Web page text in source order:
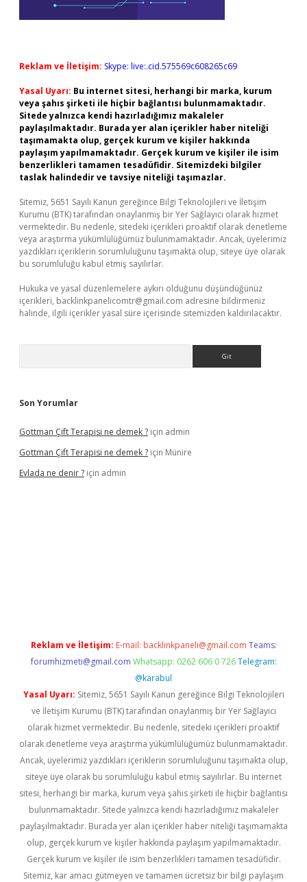
Reklam ve İletişim: Skype: live:.cid.575569c608265c69
Yasal Uyarı: Bu internet sitesi, herhangi bir marka, kurum
veya şahıs şirketi ile hiçbir bağlantısı bulunmamaktadır.
Sitede yalnızca kendi hazırladığımız makaleler
paylaşılmaktadır. Burada yer alan içerikler haber niteliği
taşımamakta olup, gerçek kurum ve kişiler hakkında
paylaşım yapılmamaktadır. Gerçek kurum ve kişiler ile isim
benzerlikleri tamamen tesadüfidir. Sitemizdeki bilgiler
taslak halindedir ve tavsiye niteliği taşımazlar.
Sitemiz, 5651 Sayılı Kanun gereğince Bilgi Teknolojileri ve İletişim
Kurumu (BTK) tarafından onaylanmış bir Yer Sağlayıcı olarak hizmet
vermektedir. Bu nedenle, sitedeki içerikleri proaktif olarak denetleme
veya araştırma yükümlülüğümüz bulunmamaktadır. Ancak, üyelerimiz
yazdıkları içeriklerin sorumluluğunu taşımakta olup, siteye üye olarak
bu sorumluluğu kabul etmiş sayılırlar.
Hukuka ve yasal düzenlemelere aykırı olduğunu düşündüğünüz
içerikleri, backlinkpanelicomtr@gmail.com adresine bildirmeniz
halinde, ilgili içerikler yasal süre içerisinde sitemizden kaldırılacaktır.
Son Yorumlar
Gottman Çift Terapisi ne demek ? için admin
Gottman Çift Terapisi ne demek ? için Münire
Evlada ne denir ? için admin
Reklam ve İletişim: E-mail: backlinkpaneli@gmail.com Teams:
forumhizmeti@gmail.com Whatsapp: 0262 606 0 726 Telegram:
@karabul
Yasal Uyarı: Sitemiz, 5651 Sayılı Kanun gereğince Bilgi Teknolojileri
ve İletişim Kurumu (BTK) tarafından onaylanmış bir Yer Sağlayıcı
olarak hizmet vermektedir. Bu nedenle, sitedeki içerikleri proaktif
olarak denetleme veya araştırma yükümlülüğümüz bulunmamaktadır.
Ancak, üyelerimiz yazdıkları içeriklerin sorumluluğunu taşımakta olup,
siteye üye olarak bu sorumluluğu kabul etmiş sayılırlar. Bu internet
sitesi, herhangi bir marka, kurum veya şahıs şirketi ile hiçbir bağlantısı
bulunmamaktadır. Sitede yalnızca kendi hazırladığımız makaleler
paylaşılmaktadır. Burada yer alan içerikler haber niteliği taşımamakta
olup, gerçek kurum ve kişiler hakkında paylaşım yapılmamaktadır.
Gerçek kurum ve kişiler ile isim benzerlikleri tamamen tesadüfidir.
Sitemiz, kar amacı gütmeyen ve tamamen ücretsiz bir bilgi paylaşım